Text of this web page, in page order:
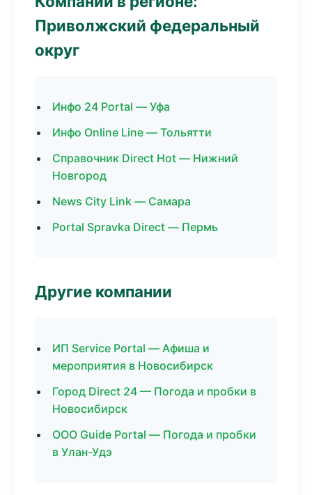
Приволжский федеральный
округ
Инфо 24 Portal — Уфа
Инфо Online Line — Тольятти
Справочник Direct Hot — Нижний
Новгород
News City Link — Самара
Portal Spravka Direct — Пермь
Другие компании
ИП Service Portal — Афиша и
мероприятия в Новосибирск
Город Direct 24 — Погода и пробки в
Новосибирск
ООО Guide Portal — Погода и пробки
в Улан-Удэ